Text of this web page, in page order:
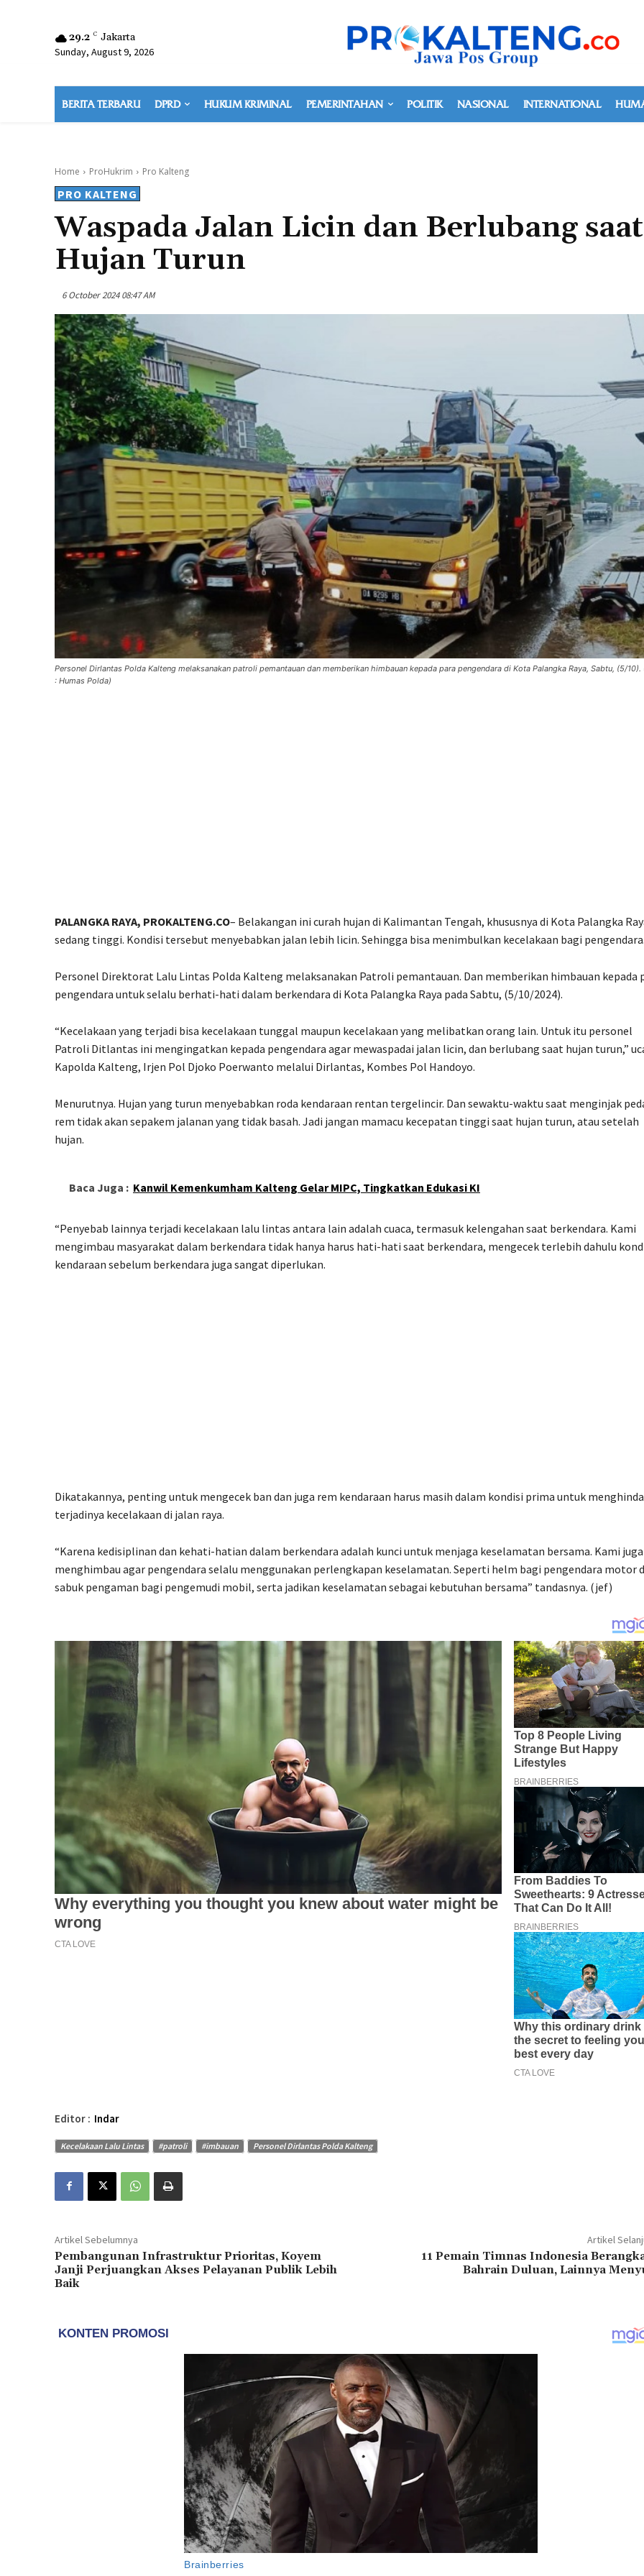
29.2 C Jakarta
Sunday, August 9, 2026
BERITA TERBARU DPRD HUKUM KRIMINAL PEMERINTAHAN POLITIK NASIONAL INTERNATIONAL
Home ProHukrim Pro Kalteng
PRO KALTENG
Waspada Jalan Licin dan Berlubang saat
Hujan Turun
6 October 2024 08:47 AM
Personel Dirlantas Polda Kalteng melaksanakan patroli pemantauan dan memberikan himbauan kepada para pengendara di Kota Palangka Raya, Sabtu, (5/10).
: Humas Polda)
PALANGKA RAYA, PROKALTENG.CO– Belakangan ini curah hujan di Kalimantan Tengah, khususnya di Kota Palangka
sedang tinggi. Kondisi tersebut menyebabkan jalan lebih licin. Sehingga bisa menimbulkan kecelakaan bagi pengendara.
Personel Direktorat Lalu Lintas Polda Kalteng melaksanakan Patroli pemantauan. Dan memberikan himbauan kepada
pengendara untuk selalu berhati-hati dalam berkendara di Kota Palangka Raya pada Sabtu, (5/10/2024).
“Kecelakaan yang terjadi bisa kecelakaan tunggal maupun kecelakaan yang melibatkan orang lain. Untuk itu personel
Patroli Ditlantas ini mengingatkan kepada pengendara agar mewaspadai jalan licin, dan berlubang saat hujan turun,”
Kapolda Kalteng, Irjen Pol Djoko Poerwanto melalui Dirlantas, Kombes Pol Handoyo.
Menurutnya. Hujan yang turun menyebabkan roda kendaraan rentan tergelincir. Dan sewaktu-waktu saat menginjak
rem tidak akan sepakem jalanan yang tidak basah. Jadi jangan mamacu kecepatan tinggi saat hujan turun, atau setelah
hujan.
Baca Juga : Kanwil Kemenkumham Kalteng Gelar MIPC, Tingkatkan Edukasi KI
“Penyebab lainnya terjadi kecelakaan lalu lintas antara lain adalah cuaca, termasuk kelengahan saat berkendara. Kami
mengimbau masyarakat dalam berkendara tidak hanya harus hati-hati saat berkendara, mengecek terlebih dahulu
kendaraan sebelum berkendara juga sangat diperlukan.
Dikatakannya, penting untuk mengecek ban dan juga rem kendaraan harus masih dalam kondisi prima untuk
terjadinya kecelakaan di jalan raya.
“Karena kedisiplinan dan kehati-hatian dalam berkendara adalah kunci untuk menjaga keselamatan bersama. Kami juga
menghimbau agar pengendara selalu menggunakan perlengkapan keselamatan. Seperti helm bagi pengendara motor
sabuk pengaman bagi pengemudi mobil, serta jadikan keselamatan sebagai kebutuhan bersama” tandasnya. (jef)
Editor : Indar
Kecelakaan Lalu Lintas #patroli #imbauan Personel Dirlantas Polda Kalteng
Artikel Sebelumnya
Pembangunan Infrastruktur Prioritas, Koyem
Janji Perjuangkan Akses Pelayanan Publik Lebih
Baik
Artikel
11 Pemain Timnas Indonesia
Bahrain Duluan, Lainnya